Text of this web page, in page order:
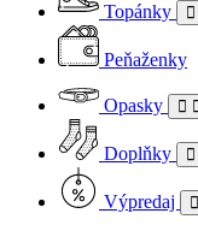
Topánky
Peňaženky
Opasky
Doplňky
Výpredaj